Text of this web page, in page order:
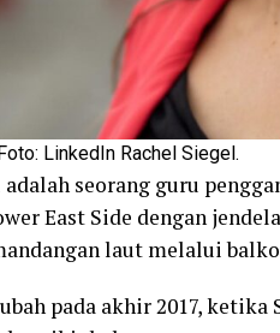
LinkedIn Rachel Siegel.
adalah seorang guru
East Side dengan
laut melalui
pada akhir 2017,